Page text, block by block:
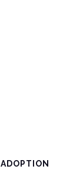
ADOPTION